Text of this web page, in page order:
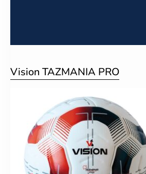
Vision TAZMANIA PRO